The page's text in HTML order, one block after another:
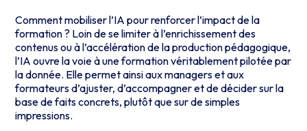
Comment mobiliser l’IA pour renforcer l’impact de la
formation ? Loin de se limiter à l’enrichissement des
contenus ou à l’accélération de la production pédagogique,
l’IA ouvre la voie à une formation véritablement pilotée par
la donnée. Elle permet ainsi aux managers et aux
formateurs d’ajuster, d’accompagner et de décider sur la
base de faits concrets, plutôt que sur de simples
impressions.